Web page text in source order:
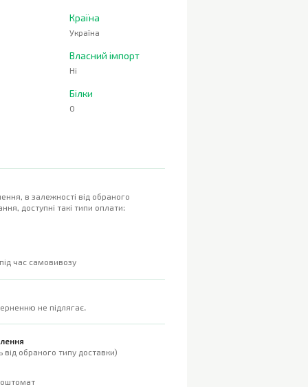
Країна
Україна
Власний імпорт
Ні
Білки
0
в залежності від обраного
доступні такі типи оплати:
час самовивозу
не підлягає.
обраного типу доставки)